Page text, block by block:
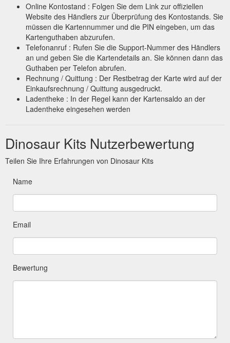
Online Kontostand : Folgen Sie dem Link zur offiziellen
Website des Händlers zur Überprüfung des Kontostands. Sie
müssen die Kartennummer und die PIN eingeben, um das
Kartenguthaben abzurufen.
Telefonanruf : Rufen Sie die Support-Nummer des Händlers
an und geben Sie die Kartendetails an. Sie können dann das
Guthaben per Telefon abrufen.
Rechnung / Quittung : Der Restbetrag der Karte wird auf der
Einkaufsrechnung / Quittung ausgedruckt.
Ladentheke : In der Regel kann der Kartensaldo an der
Ladentheke eingesehen werden
Dinosaur Kits Nutzerbewertung
Teilen Sie Ihre Erfahrungen von Dinosaur Kits
Name
Email
Bewertung